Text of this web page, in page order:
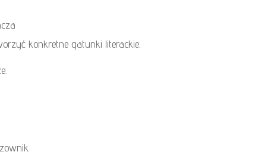
konkretne gatunki literackie.